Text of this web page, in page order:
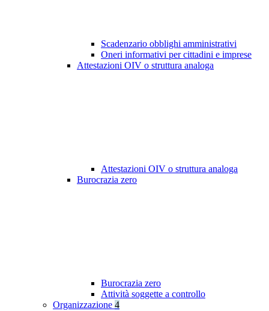
Scadenzario obblighi amministrativi
Oneri informativi per cittadini e imprese
Attestazioni OIV o struttura analoga
Attestazioni OIV o struttura analoga
Burocrazia zero
Burocrazia zero
Attività soggette a controllo
Organizzazione 4